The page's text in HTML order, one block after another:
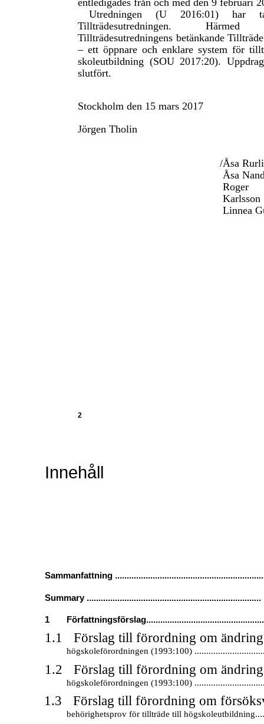
entledigades från och med den 9 februari
Utredningen (U 2016:01) har
Tillträdesutredningen. Härmed
Tillträdesutredningens betänkande
– ett öppnare och enklare system för
skoleutbildning (SOU 2017:20).
slutfört.
Stockholm den 15 mars 2017
Jörgen Tholin
/Åsa
Åsa
Roger
Karlsson
Linnea
2
Innehåll
Sammanfattning
Summary ..........................................................................
1
1.1 Förslag till förordning om
högskoleförordningen (1993:100)
1.2 Förslag till förordning om
högskoleförordningen (1993:100)
1.3 Förslag till förordning om
behörighetsprov för tillträde till